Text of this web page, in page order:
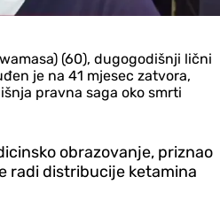
(60), dugogodišnji lični
je na 41 mjesec zatvora,
pravna saga oko smrti
obrazovanje, priznao
radi distribucije ketamina